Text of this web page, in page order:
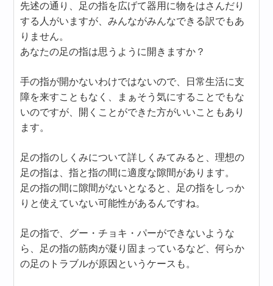
先述の通り、足の指を広げて器用に物をはさんだり
する人がいますが、みんながみんなできる訳でもあ
りません。
あなたの足の指は思うように開きますか？
手の指が開かないわけではないので、日常生活に支
障を来すこともなく、まぁそう気にすることでもな
いのですが、開くことができた方がいいこともあり
ます。
足の指のしくみについて詳しくみてみると、理想の
足の指は、指と指の間に適度な隙間があります。
足の指の間に隙間がないとなると、足の指をしっか
りと使えていない可能性があるんですね。
足の指で、グー・チョキ・パーができないような
ら、足の指の筋肉が凝り固まっているなど、何らか
の足のトラブルが原因というケースも。